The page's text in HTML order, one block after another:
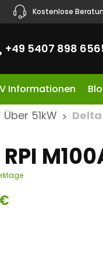
Kostenlose
+49 5407 898
Informationen
Über 51kW > Delta
€